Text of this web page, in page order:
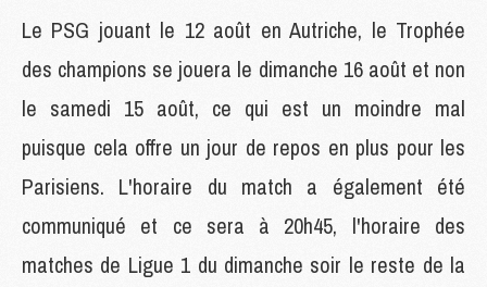
Le PSG jouant le 12 août en Autriche, le Trophée
des champions se jouera le dimanche 16 août et non
le samedi 15 août, ce qui est un moindre mal
puisque cela offre un jour de repos en plus pour les
Parisiens. L'horaire du match a également été
communiqué et ce sera à 20h45, l'horaire des
matches de Ligue 1 du dimanche soir le reste de la